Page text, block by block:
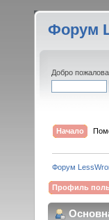
Форум
Добро
Начало
Форум
Профиль